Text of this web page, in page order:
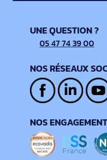
UNE QUESTION ?
05 47 74 39 00
NOS RÉSEAUX
NOS